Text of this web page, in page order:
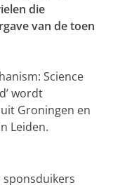
die
van de toen
Science
wordt
Groningen en
Leiden.